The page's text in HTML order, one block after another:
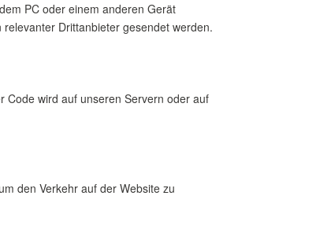
PC oder einem anderen Gerät
Drittanbieter gesendet werden.
Code wird auf unseren Servern oder auf
den Verkehr auf der Website zu